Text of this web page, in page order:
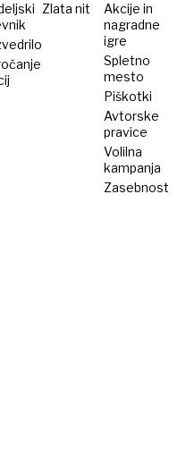
Zlata nit
Akcije in
nagradne
igre
Spletno
mesto
Piškotki
Avtorske
pravice
Volilna
kampanja
Zasebnost